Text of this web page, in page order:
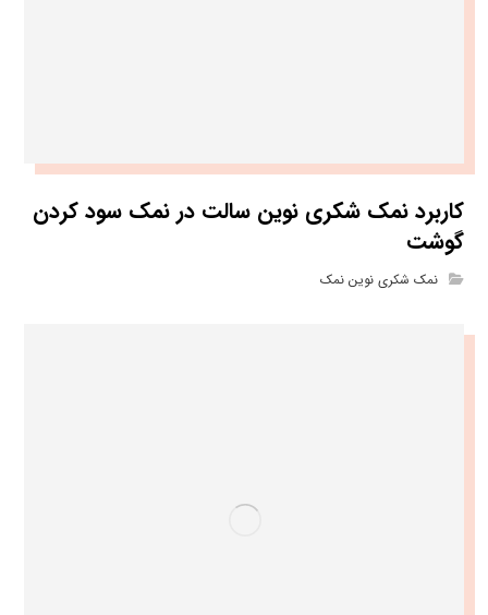
کاربرد نمک شکری نوین سالت در نمک سود کردن
گوشت
نمک شکری نوین نمک